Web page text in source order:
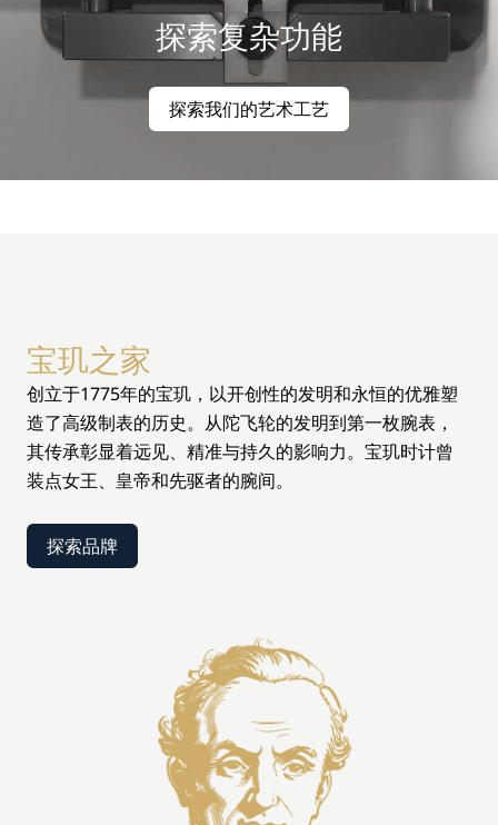
探索复杂功能
探索我们的艺术工艺
宝玑之家
创立于1775年的宝玑，以开创性的发明和永恒的优雅塑
造了高级制表的历史。从陀飞轮的发明到第一枚腕表，
其传承彰显着远见、精准与持久的影响力。宝玑时计曾
装点女王、皇帝和先驱者的腕间。
探索品牌